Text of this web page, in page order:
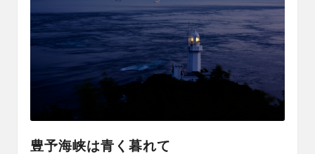
豊予海峡は青く暮れて